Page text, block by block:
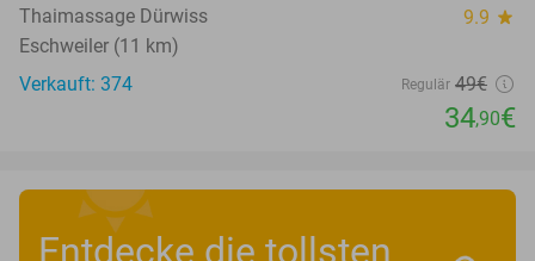
Thaimassage Dürwiss 9.9 star
Eschweiler (11 km)
Verkauft: 374
Regulär 49€
34,90€
Entdecke die tollsten